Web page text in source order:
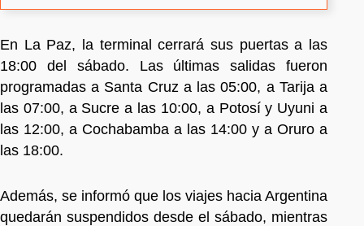
En La Paz, la terminal cerrará sus puertas a las
18:00 del sábado. Las últimas salidas fueron
programadas a Santa Cruz a las 05:00, a Tarija a
las 07:00, a Sucre a las 10:00, a Potosí y Uyuni a
las 12:00, a Cochabamba a las 14:00 y a Oruro a
las 18:00.
Además, se informó que los viajes hacia Argentina
quedarán suspendidos desde el sábado, mientras